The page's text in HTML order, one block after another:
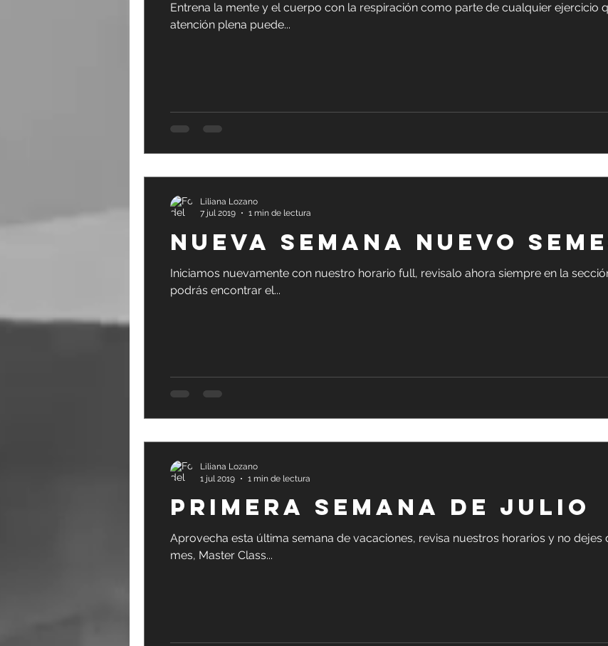
Entrena la mente y el cuerpo con la respiración como parte de cualquier ejercicio
atención plena puede...
NUEVA SEMANA NUEVO
Iniciamos nuevamente con nuestro horario full, revisalo ahora siempre en la
podrás encontrar el...
Liliana Lozano
7 jul 2019
1 min de lectura
PRIMERA SEMANA DE JULIO
Aprovecha esta última semana de vacaciones, revisa nuestros horarios y no dejes
mes, Master Class...
Liliana Lozano
1 jul 2019
1 min de lectura